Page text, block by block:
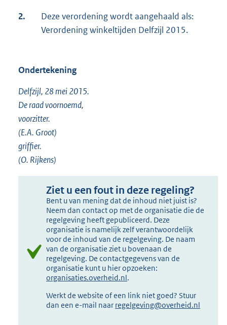
2.
Deze verordening wordt aangehaald als:
Verordening winkeltijden Delfzijl 2015.
Ondertekening
Delfzijl, 28 mei 2015.
De raad voornoemd,
voorzitter.
(E.A. Groot)
griffier.
(O. Rijkens)
Ziet u een fout in deze regeling?
Bent u van mening dat de inhoud niet juist is?
Neem dan contact op met de organisatie die de
regelgeving heeft gepubliceerd. Deze
organisatie is namelijk zelf verantwoordelijk
voor de inhoud van de regelgeving. De naam
van de organisatie ziet u bovenaan de
regelgeving. De contactgegevens van de
organisatie kunt u hier opzoeken:
organisaties.overheid.nl.
Werkt de website of een link niet goed? Stuur
dan een e-mail naar regelgeving@overheid.nl